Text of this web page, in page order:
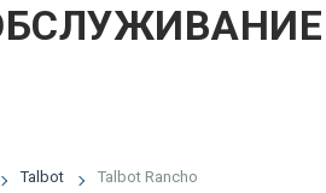
Talbot Talbot Rancho